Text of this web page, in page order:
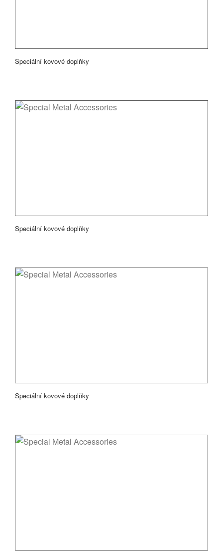
Speciální kovové doplňky
Speciální kovové doplňky
Speciální kovové doplňky